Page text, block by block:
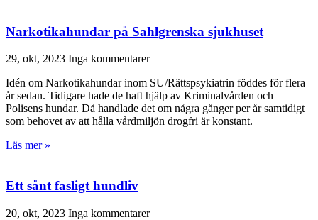
Narkotikahundar på Sahlgrenska sjukhuset
29, okt, 2023 Inga kommentarer
Idén om Narkotikahundar inom SU/Rättspsykiatrin föddes för flera
år sedan. Tidigare hade de haft hjälp av Kriminalvården och
Polisens hundar. Då handlade det om några gånger per år samtidigt
som behovet av att hålla vårdmiljön drogfri är konstant.
Läs mer »
Ett sånt fasligt hundliv
20, okt, 2023 Inga kommentarer